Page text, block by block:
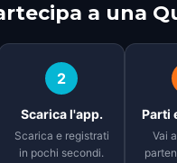
a una
2
Scarica l'app.
Scarica e registrati
in pochi secondi.
Parti
Vai